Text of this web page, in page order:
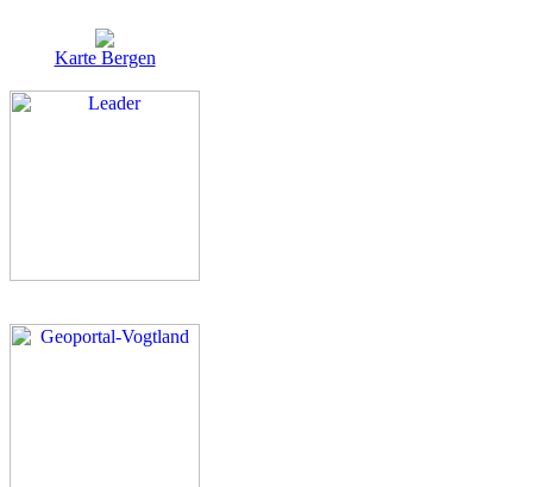
Karte Bergen